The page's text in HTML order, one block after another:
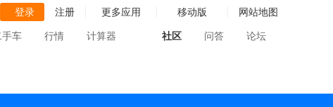
登录 注册 更多应用 移动版 网站地图
手车 行情 计算器 社区 问答 论坛